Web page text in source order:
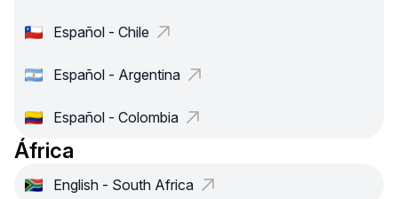
Español - Chile
Español - Argentina
Español - Colombia
África
English - South Africa